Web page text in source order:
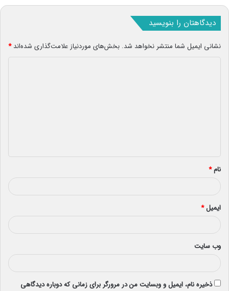
دیدگاهتان را بنویسید
نشانی ایمیل شما منتشر نخواهد شد. بخش‌های موردنیاز علامت‌گذاری شده‌اند*
*
نام*
ایمیل*
وب‌ سایت
ذخیره نام، ایمیل و وبسایت من در مرورگر برای زمانی که دوباره دیدگاهی